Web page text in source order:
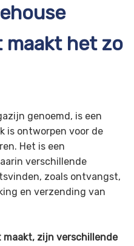
maakt het zo
genoemd, is een
is ontworpen voor de
Het is een
verschillende
zoals ontvangst,
en verzending van
maakt, zijn verschillende